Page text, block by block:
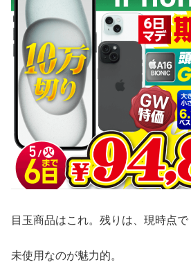
目玉商品はこれ。残りは、現時点で
未使用なのが魅力的。